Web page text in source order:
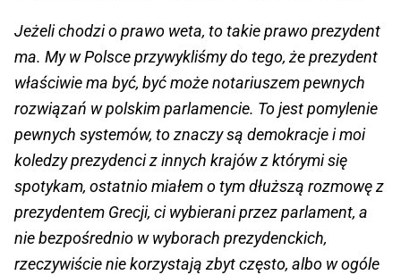
Jeżeli chodzi o prawo weta, to takie prawo prezydent
ma. My w Polsce przywykliśmy do tego, że prezydent
właściwie ma być, być może notariuszem pewnych
rozwiązań w polskim parlamencie. To jest pomylenie
pewnych systemów, to znaczy są demokracje i moi
koledzy prezydenci z innych krajów z którymi się
spotykam, ostatnio miałem o tym dłuższą rozmowę z
prezydentem Grecji, ci wybierani przez parlament, a
nie bezpośrednio w wyborach prezydenckich,
rzeczywiście nie korzystają zbyt często, albo w ogóle